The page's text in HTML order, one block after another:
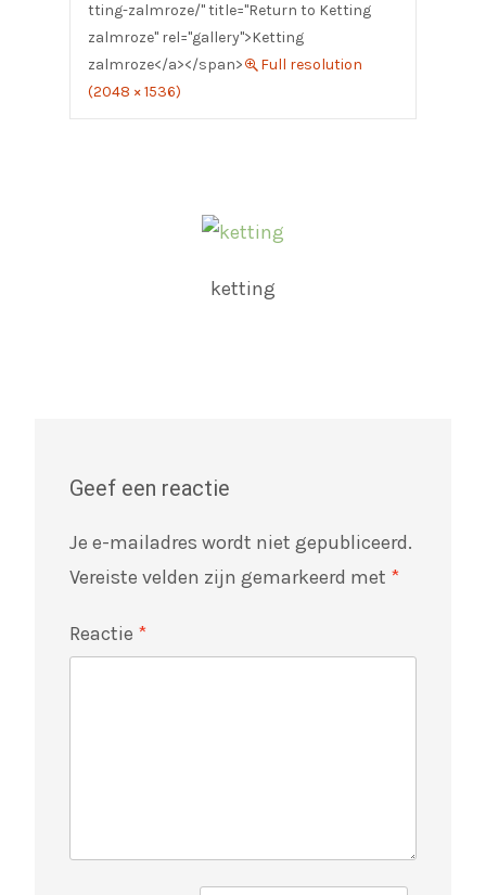
tting-zalmroze/" title="Return to Ketting
zalmroze" rel="gallery">Ketting
zalmroze</a></span>
Full resolution
(2048 × 1536)
ketting
Geef een reactie
Je e-mailadres wordt niet gepubliceerd.
Vereiste velden zijn gemarkeerd met *
Reactie *